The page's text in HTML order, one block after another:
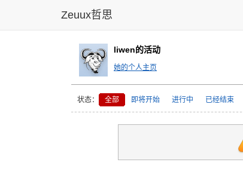
Zeuux哲思
liwen的活动
她的个人主页
状态： 全部 即将开始 进行中 已经结束